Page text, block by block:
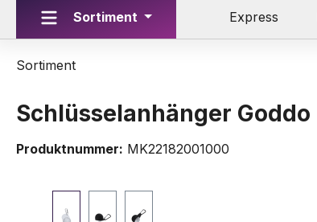
Sortiment Express
Sortiment
Schlüsselanhänger Goddo
Produktnummer: MK22182001000